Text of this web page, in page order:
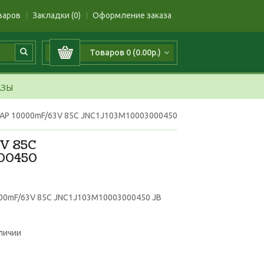
Закладки (0) Оформление заказа
Товаров 0 (0.00р.)
10000mF/63V 85C JNC1J103M10003000450
85C
63V 85C JNC1J103M10003000450 JB